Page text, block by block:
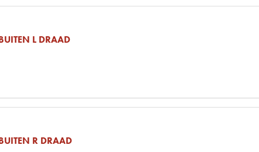
L DRAAD
R DRAAD